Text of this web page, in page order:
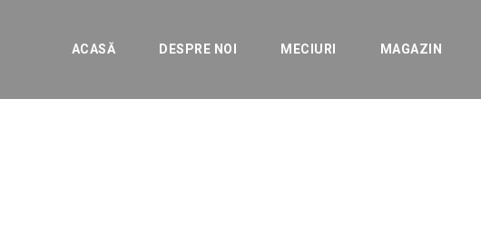
ACASĂ DESPRE NOI MECIURI MAGAZIN
grupele de Juniori